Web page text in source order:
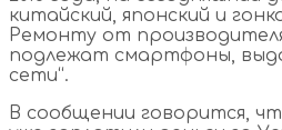
китайский, японский и
Ремонту от
подлежат смартфоны,
сети“.
В сообщении говорится,